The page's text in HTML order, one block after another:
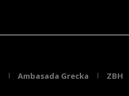
Ambasada Grecka ZBH